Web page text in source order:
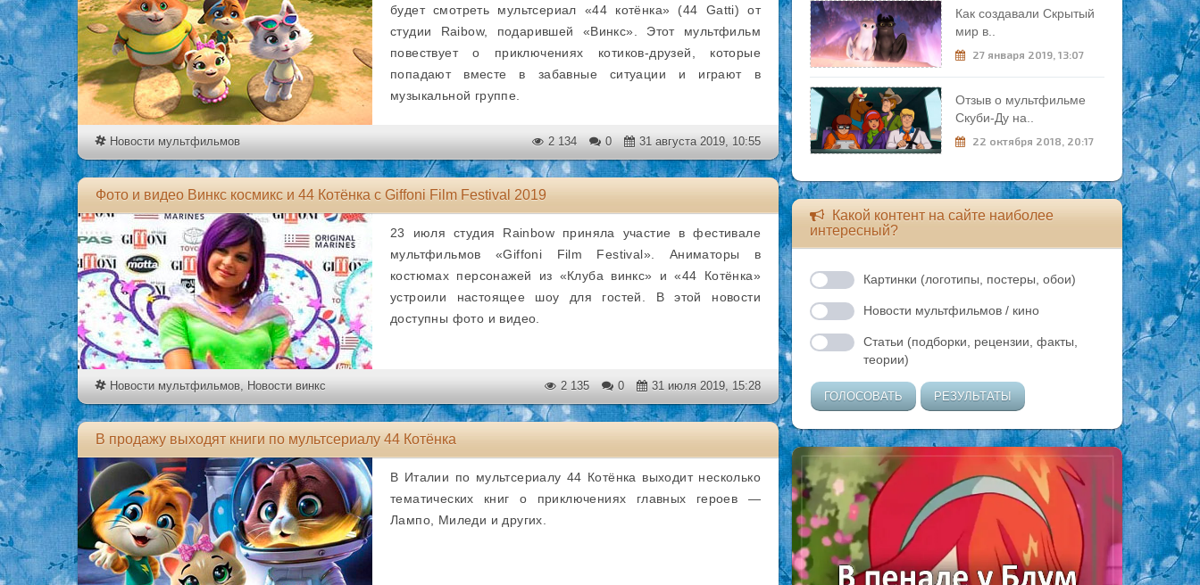
будет смотреть мультсериал «44 котёнка» (44 Gatti) от
студии Raibow, подарившей «Винкс». Этот мультфильм
повествует о приключениях котиков-друзей, которые
попадают вместе в забавные ситуации и играют в
музыкальной группе.
Новости мультфильмов 2 134 0 31 августа 2019, 10:55
Фото и видео Винкс космикс и 44 Котёнка с Giffoni Film Festival 2019
23 июля студия Rainbow приняла участие в фестивале
мультфильмов «Giffoni Film Festival». Аниматоры в
костюмах персонажей из «Клуба винкс» и «44 Котёнка»
устроили настоящее шоу для гостей. В этой новости
доступны фото и видео.
Новости мультфильмов, Новости винкс 2 135 0 31 июля 2019, 15:28
В продажу выходят книги по мультсериалу 44 Котёнка
В Италии по мультсериалу 44 Котёнка выходит несколько
тематических книг о приключениях главных героев —
Лампо, Миледи и других.
Как создавали Скрытый
мир в..
27 января 2019, 13:07
Отзыв о мультфильме
Скуби-Ду на..
22 октября 2018, 20:17
Какой контент на сайте наиболее
интересный?
Картинки (логотипы, постеры, обои)
Новости мультфильмов / кино
Статьи (подборки, рецензии, факты,
теории)
ГОЛОСОВАТЬ РЕЗУЛЬТАТЫ